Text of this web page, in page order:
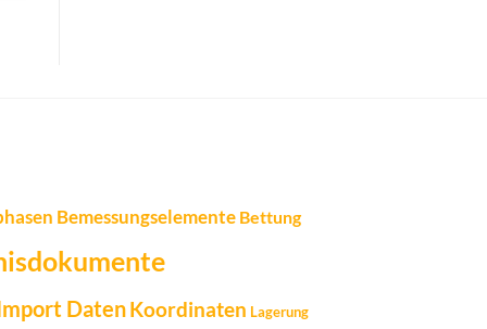
Bemessungselemente Bettung
DatenKoordinaten Lagerung